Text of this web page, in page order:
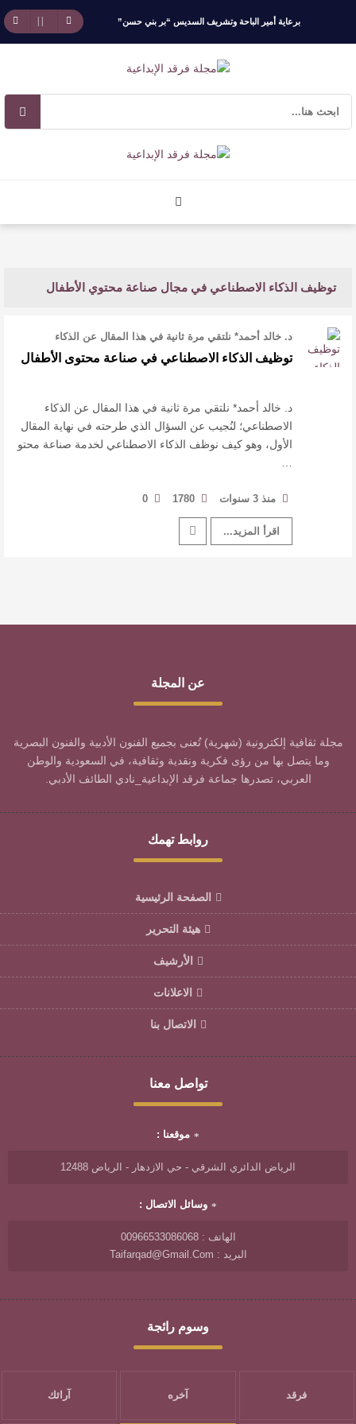
برعاية أمير الباحة وتشريف السديس “بر بني حسن”
تكرّم الفائزين بجائزة “رواد العمل التطوعي 4”
جائزة المهندس زياد الزهراني للتفوق العلمي تكرّم
الروائي جابر محمد مدخلي: أحضر داخل رواياتي
بحذر، والثقافة قوتنا الناعمة لمخاطبة العالم.
القيمة الأدبية بين استحقاق النص وسلطة الجائزة
​ اللون الأحمر وشاح سردية الأدب وسر رمزية
النصوص
توظيف الذكاء الاصطناعي في مجال صناعة محتوي الأطفال
د. خالد أحمد* نلتقي مرة ثانية في هذا المقال عن الذكاء
الاصطناعي؛ لنُجيب عن السؤا …
توظيف الذكاء الاصطناعي في صناعة محتوى الأطفال
د. خالد أحمد* نلتقي مرة ثانية في هذا المقال عن الذكاء
الاصطناعي؛ لنُجيب عن السؤال الذي طرحته في نهاية المقال
الأول، وهو كيف نوظف الذكاء الاصطناعي لخدمة صناعة محتو
منذ 3 سنوات 1780
0
اقرأ المزيد...
عن المجلة
مجلة ثقافية إلكترونية (شهرية) تُعنى بجميع الفنون الأدبية والفنون البصرية
وما يتصل بها من رؤى فكرية ونقدية وثقافية، في السعودية والوطن
العربي، تصدرها جماعة فرقد الإبداعية_نادي الطائف الأدبي.
روابط تهمك
الصفحة الرئيسية
هيئة التحرير
الأرشيف
الاعلانات
الاتصال بنا
تواصل معنا
موقعنا :
الرياض الدائري الشرقي - حي الازدهار - الرياض 12488
وسائل الاتصال :
الهاتف : 00966533086068
البريد : Taifarqad@gmail.com
وسوم رائجة
فرقد آخره آرائك